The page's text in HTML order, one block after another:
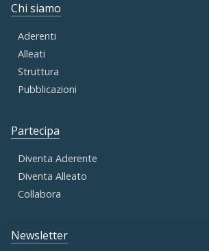
Chi siamo
Aderenti
Alleati
Struttura
Pubblicazioni
Partecipa
Diventa Aderente
Diventa Alleato
Collabora
Newsletter